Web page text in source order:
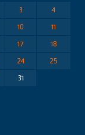
3
4
10
11
17
18
24
25
31